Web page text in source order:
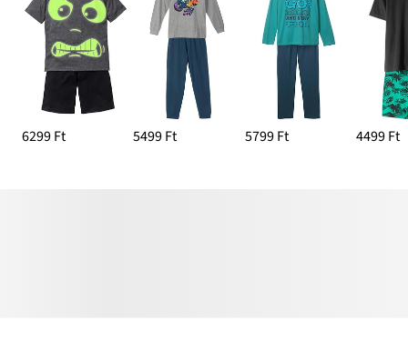
6299 Ft 5499 Ft 5799 Ft 4499 Ft